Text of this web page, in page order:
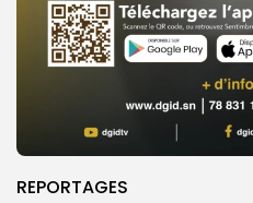
REPORTAGES